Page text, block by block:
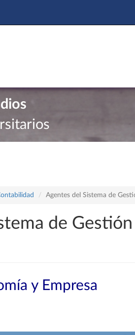
Agentes del Sistema de
de
y Empresa